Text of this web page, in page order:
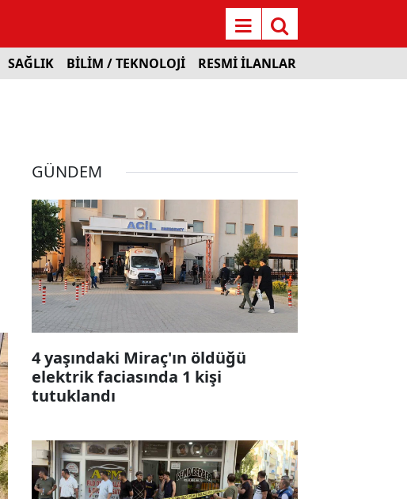
SAĞLIK BİLİM / TEKNOLOJİ RESMİ İLANLAR
GÜNDEM
4 yaşındaki Miraç'ın öldüğü
elektrik faciasında 1 kişi
tutuklandı